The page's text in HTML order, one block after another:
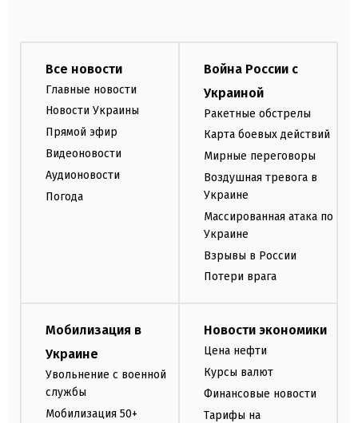
Все новости
Главные новости
Новости Украины
Прямой эфир
Видеоновости
Аудионовости
Погода
Война России с
Украиной
Ракетные обстрелы
Карта боевых действий
Мирные переговоры
Воздушная тревога в
Украине
Массированная атака по
Украине
Взрывы в России
Потери врага
Мобилизация в
Украине
Увольнение с военной
службы
Мобилизация 50+
Новости экономики
Цена нефти
Курсы валют
Финансовые новости
Тарифы на